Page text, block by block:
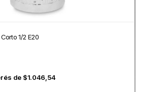
1/2 E20
de $1.046,54